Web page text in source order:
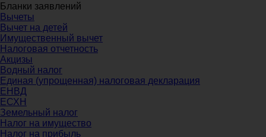
Бланки заявлений
Вычеты
Вычет на детей
Имущественный вычет
Налоговая отчетность
Акцизы
Водный налог
Единая (упрощенная) налоговая декларация
ЕНВД
ЕСХН
Земельный налог
Налог на имущество
Налог на прибыль